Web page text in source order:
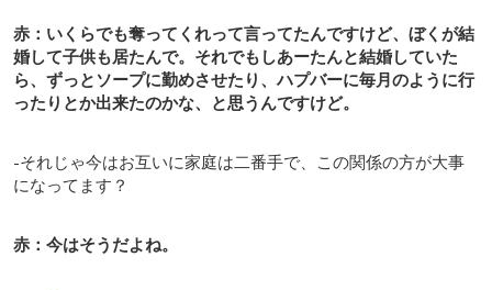
赤：いくらでも奪ってくれって言ってたんですけど、ぼくが結
婚して子供も居たんで。それでもしあーたんと結婚していた
ら、ずっとソープに勤めさせたり、ハプバーに毎月のように行
ったりとか出来たのかな、と思うんですけど。
-それじゃ今はお互いに家庭は二番手で、この関係の方が大事
になってます？
赤：今はそうだよね。